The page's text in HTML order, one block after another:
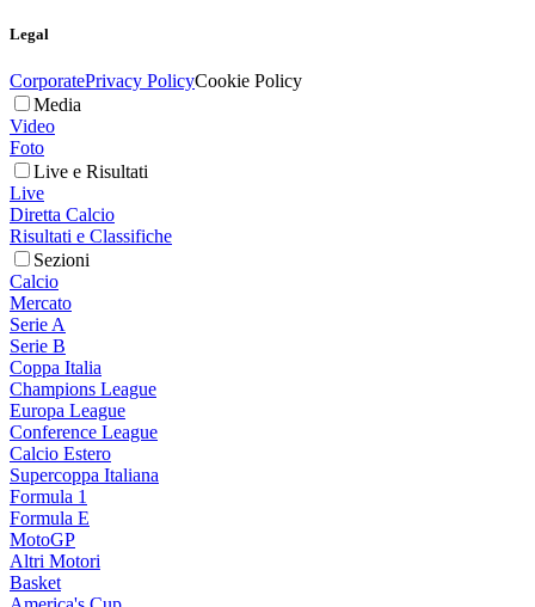
Legal
CorporatePrivacy PolicyCookie Policy
Media
Video
Foto
Live e Risultati
Live
Diretta Calcio
Risultati e Classifiche
Sezioni
Calcio
Mercato
Serie A
Serie B
Coppa Italia
Champions League
Europa League
Conference League
Calcio Estero
Supercoppa Italiana
Formula 1
Formula E
MotoGP
Altri Motori
Basket